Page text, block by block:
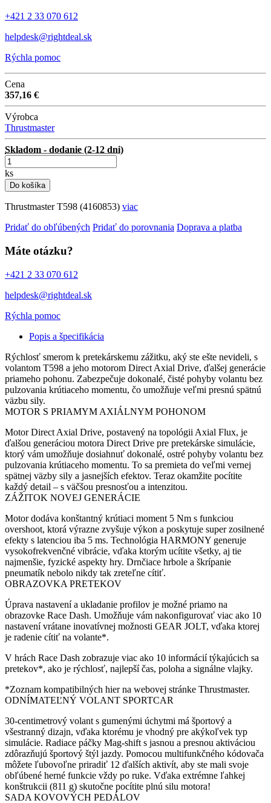
+421 2 33 070 612
helpdesk@rightdeal.sk
Rýchla pomoc
Cena
357,16 €
Výrobca
Thrustmaster
Skladom - dodanie (2-12 dni)
ks
Do košíka
Thrustmaster T598 (4160853) viac
Pridať do obľúbených Pridať do porovnania Doprava a platba
Máte otázku?
+421 2 33 070 612
helpdesk@rightdeal.sk
Rýchla pomoc
Popis a špecifikácia
Rýchlosť smerom k pretekárskemu zážitku, aký ste ešte nevideli, s
volantom T598 a jeho motorom Direct Axial Drive, ďalšej generácie
priameho pohonu. Zabezpečuje dokonalé, čisté pohyby volantu bez
pulzovania krútiaceho momentu, čo umožňuje veľmi presnú spätnú
väzbu sily.
MOTOR S PRIAMYM AXIÁLNYM POHONOM
Motor Direct Axial Drive, postavený na topológii Axial Flux, je
ďalšou generáciou motora Direct Drive pre pretekárske simulácie,
ktorý vám umožňuje dosiahnuť dokonalé, ostré pohyby volantu bez
pulzovania krútiaceho momentu. To sa premieta do veľmi vernej
spätnej väzby sily a jasnejších efektov. Teraz okamžite pocítite
každý detail – s väčšou presnosťou a intenzitou.
ZÁŽITOK NOVEJ GENERÁCIE
Motor dodáva konštantný krútiaci moment 5 Nm s funkciou
overshoot, ktorá výrazne zvyšuje výkon a poskytuje super zosilnené
efekty s latenciou iba 5 ms. Technológia HARMONY generuje
vysokofrekvenčné vibrácie, vďaka ktorým ucítite všetky, aj tie
najmenšie, fyzické aspekty hry. Drnčiace hrbole a škrípanie
pneumatík nebolo nikdy tak zreteľne cítiť.
OBRAZOVKA PRETEKOV
Úprava nastavení a ukladanie profilov je možné priamo na
obrazovke Race Dash. Umožňuje vám nakonfigurovať viac ako 10
nastavení vrátane inovatívnej možnosti GEAR JOLT, vďaka ktorej
je radenie cítiť na volante*.
V hrách Race Dash zobrazuje viac ako 10 informácií týkajúcich sa
pretekov*, ako je rýchlosť, najlepší čas, poloha a signálne vlajky.
*Zoznam kompatibilných hier na webovej stránke Thrustmaster.
ODNÍMATEĽNÝ VOLANT SPORTCAR
30-centimetrový volant s gumenými úchytmi má športový a
všestranný dizajn, vďaka ktorému je vhodný pre akýkoľvek typ
simulácie. Radiace páčky Mag-shift s jasnou a presnou aktiváciou
zdôrazňujú športový štýl jazdy. Pomocou multifunkčného kódovača
môžete ľubovoľne priradiť 12 ďalších aktivít, aby ste mali svoje
obľúbené herné funkcie vždy po ruke. Vďaka extrémne ľahkej
konštrukcii (811 g) skutočne pocítite plnú silu motora!
SADA KOVOVÝCH PEDÁLOV